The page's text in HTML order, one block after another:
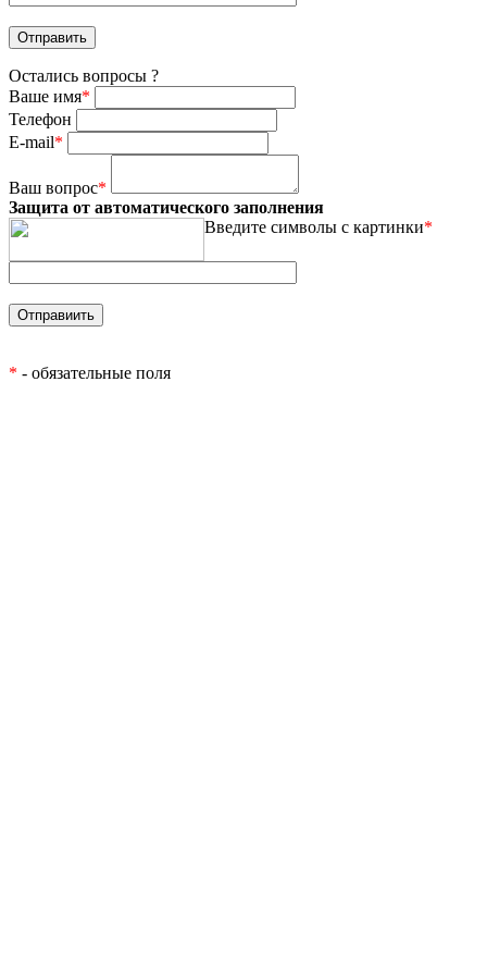
Остались вопросы ?
Ваше имя*
Телефон
E-mail*
Ваш вопрос*
Защита от автоматического заполнения
Введите символы с картинки*
* - обязательные поля